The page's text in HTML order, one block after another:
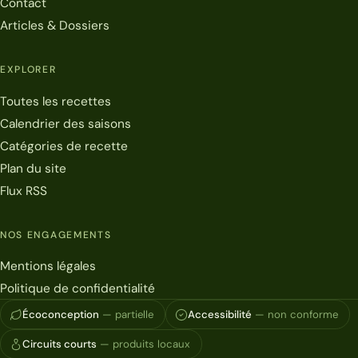
Articles & Dossiers
EXPLORER
Toutes les recettes
Calendrier des saisons
Catégories de recette
Plan du site
Flux RSS
NOS ENGAGEMENTS
Mentions légales
Politique de confidentialité
Écoconception — partielle Accessibilité — non conforme
Circuits courts — produits locaux